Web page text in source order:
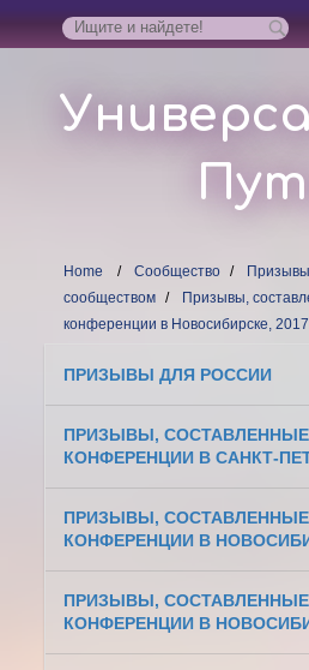
Home Сообщество
сообществом
Призывы,
конференции в Новосибирске,
ПРИЗЫВЫ ДЛЯ РОССИИ
ПРИЗЫВЫ,
КОНФЕРЕНЦИИ В САНКТ-
ПРИЗЫВЫ,
КОНФЕРЕНЦИИ В
ПРИЗЫВЫ,
КОНФЕРЕНЦИИ В